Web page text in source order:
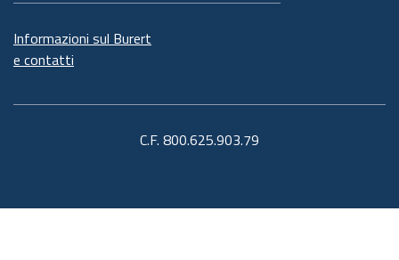
Informazioni sul Burert
e contatti
C.F. 800.625.903.79